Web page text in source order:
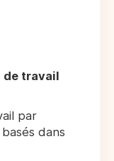
travail
par
dans